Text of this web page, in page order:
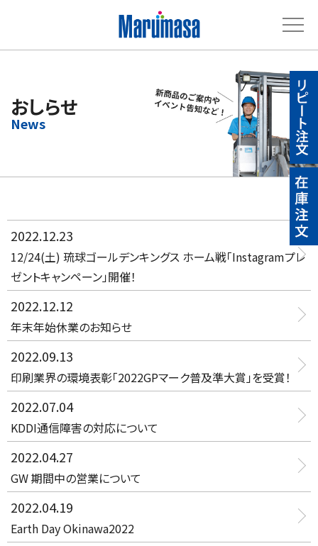
おしらせ
2022.12.23
12/24(土) 琉球ゴールデンキングス ホーム戦「Instagramプレ
ゼントキャンペーン」開催！
2022.12.12
年末年始休業のお知らせ
2022.09.13
印刷業界の環境表彰「2022GPマーク普及準大賞」を受賞！
2022.07.04
KDDI通信障害の対応について
2022.04.27
GW 期間中の営業について
2022.04.19
Earth Day Okinawa2022